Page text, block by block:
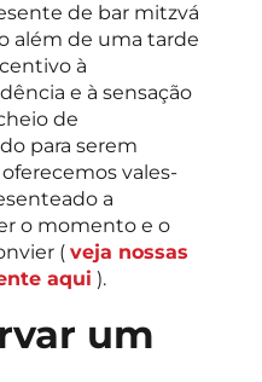
de bar mitzvá
além de uma tarde
à
e à sensação
de
para serem
vales-
a
o momento e o
( veja nossas
aqui ).
um